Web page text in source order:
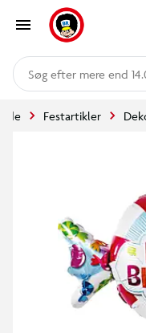
mere end
Festartikler